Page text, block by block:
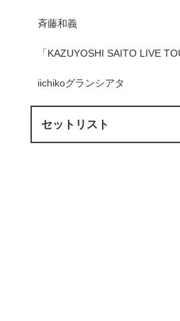
斉藤和義
「KAZUYOSHI SAITO LIVE
iichikoグランシアタ
セットリスト